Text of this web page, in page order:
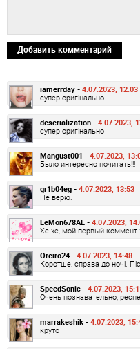
Добавить комментарий
iamerrday - 4.07.2023, 12:03
супер оригінально
deserialization - 4.07.2023,
супер оригінально
Mangust001 - 4.07.2023,
Было интересно почитать!!!
gr1b04eg - 4.07.2023, 13:53
Не верю.
LeMon678AL - 4.07.2023,
Хе-хе, мой первый коммент
Oreiro24 - 4.07.2023, 14:48
Коротше, справа до ночі.
SpeedSonic - 4.07.2023,
Очень познавательно,
marrakeshik - 4.07.2023,
круто